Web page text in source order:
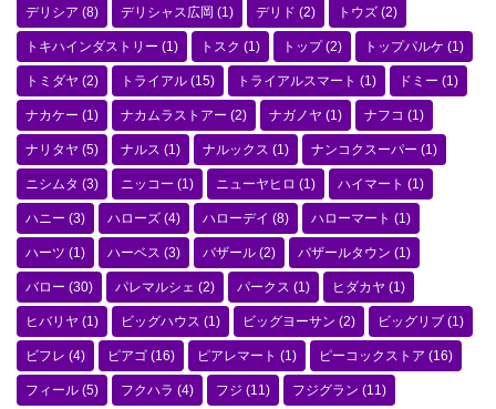
デリシア (8) デリシャス広岡 (1) デリド (2) トウズ (2)
トキハインダストリー (1) トスク (1) トップ(2) トップパルケ (1)
トミダヤ (2) トライアル (15) トライアルスマート (1) ドミー (1)
ナカケー (1) ナカムラストアー (2) ナガノヤ (1) ナフコ (1)
ナリタヤ (5) ナルス (1) ナルックス (1) ナンコクスーパー (1)
ニシムタ (3) ニッコー (1) ニューヤヒロ (1) ハイマート (1)
ハニー (3) ハローズ (4) ハローデイ (8) ハローマート (1)
ハーツ (1) ハーベス (3) バザール (2) バザールタウン (1)
バロー (30) パレマルシェ (2) パークス (1) ヒダカヤ (1)
ヒバリヤ (1) ビッグハウス (1) ビッグヨーサン (2) ビッグリブ (1)
ビフレ (4) ピアゴ (16) ピアレマート (1) ピーコックストア (16)
フィール (5) フクハラ (4) フジ (11) フジグラン (11)